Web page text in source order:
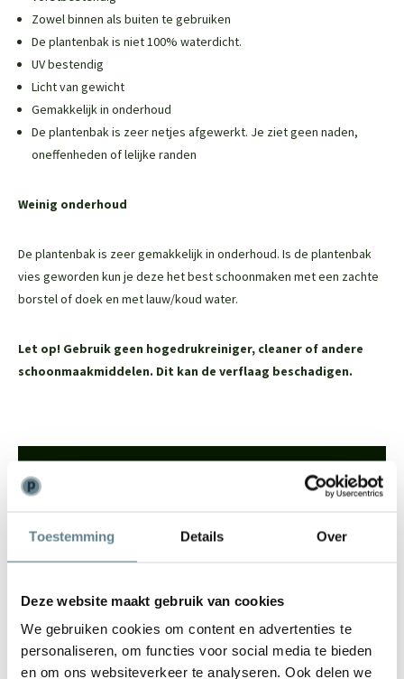
Toestemming Details Over
Deze website maakt gebruik van cookies
We gebruiken cookies om content en advertenties te
personaliseren, om functies voor social media te bieden
en om ons websiteverkeer te analyseren. Ook delen we
Zowel binnen als buiten te gebruiken
De plantenbak is niet 100% waterdicht.
UV bestendig
Licht van gewicht
Gemakkelijk in onderhoud
De plantenbak is zeer netjes afgewerkt. Je ziet geen naden,
oneffenheden of lelijke randen
Weinig onderhoud
De plantenbak is zeer gemakkelijk in onderhoud. Is de plantenbak
vies geworden kun je deze het best schoonmaken met een zachte
borstel of doek en met lauw/koud water.
Let op! Gebruik geen hogedrukreiniger, cleaner of andere
schoonmaakmiddelen. Dit kan de verflaag beschadigen.
team!
Start chat
Mailinfo@polyesterplantenbakken.nl
Whatsapp0344-228104